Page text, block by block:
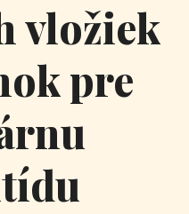
vložiek
pre